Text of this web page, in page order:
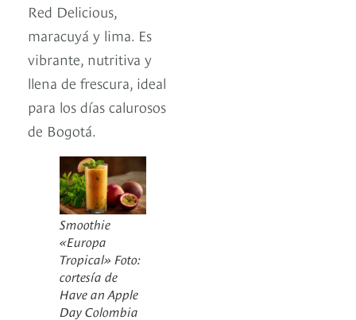
Red Delicious,
maracuyá y lima. Es
vibrante, nutritiva y
llena de frescura, ideal
para los días calurosos
de Bogotá.
Smoothie
«Europa
Tropical» Foto:
cortesía de
Have an Apple
Day Colombia